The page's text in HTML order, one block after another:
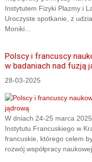
Instytutem Fizyki Plazmy i
Uroczyste spotkanie, z
Moniki...
Polscy i francuscy
w badaniach nad fuzją
28-03-2025
W dniach 24-25 marca
Instytutu Francuskiego w
francuskie, którego celem
rozwój współpracy